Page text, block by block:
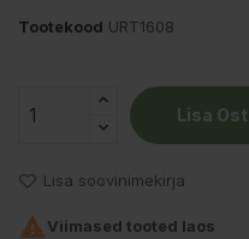
Tootekood URT1608
Lisa
Lisa soovinimekirja
 Viimased tooted laos